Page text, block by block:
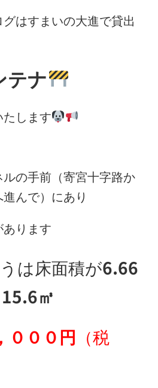
はすまいの大進で貸出
テナ
します
の手前（寄宮十字路か
んで）にあり
ります
は床面積が6.66
15.6㎥
０００円
（税